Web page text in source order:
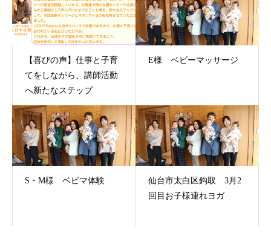
【喜びの声】仕事と子育
てをしながら、講師活動
へ新たなステップ
E様 ベビーマッサージ
S・M様 ベビマ体験
仙台市太白区鈎取 3月2
回目お子様連れヨガ